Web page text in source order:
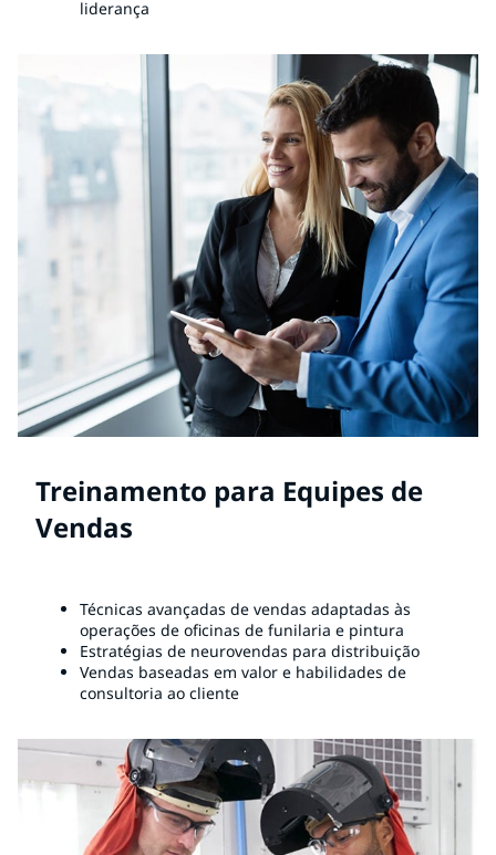
liderança
Treinamento para Equipes de
Vendas
Técnicas avançadas de vendas adaptadas às
operações de oficinas de funilaria e pintura
Estratégias de neurovendas para distribuição
Vendas baseadas em valor e habilidades de
consultoria ao cliente